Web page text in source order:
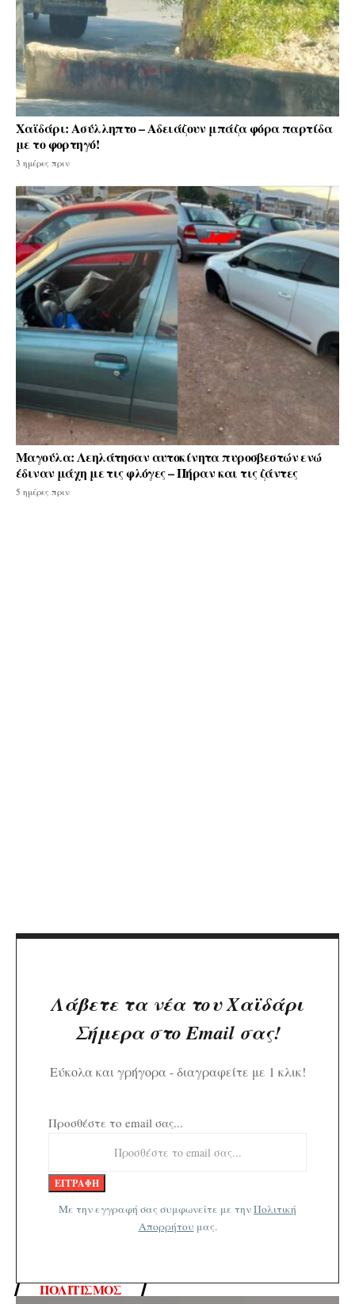
Χαϊδάρι: Ασύλληπτο – Αδειάζουν μπάζα φόρα παρτίδα
με το φορτηγό!
3 ημέρες πριν
Μαγούλα: Λεηλάτησαν αυτοκίνητα πυροσβεστών ενώ
έδιναν μάχη με τις φλόγες – Πήραν και τις ζάντες
5 ημέρες πριν
Λάβετε τα νέα του Χαϊδάρι
Σήμερα στο Email σας!
Εύκολα και γρήγορα - διαγραφείτε με 1 κλικ!
Προσθέστε το email σας...
Με την εγγραφή σας συμφωνείτε με τηνΠολιτική
Απορρήτου μας.
ΠΟΛΙΤΙΣΜΌΣ